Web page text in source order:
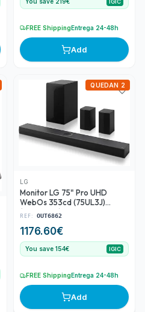
IGIC
FREE ShippingEntrega 24-48h
Add
LG
Monitor LG 75" Pro UHD
WebOs 353cd (75UL3J)
(OUT6862)
REF: OUT6862
1176.60€
QUEDAN 2
You save 154€ IGIC
FREE Shipping Entrega 24-48h
Add